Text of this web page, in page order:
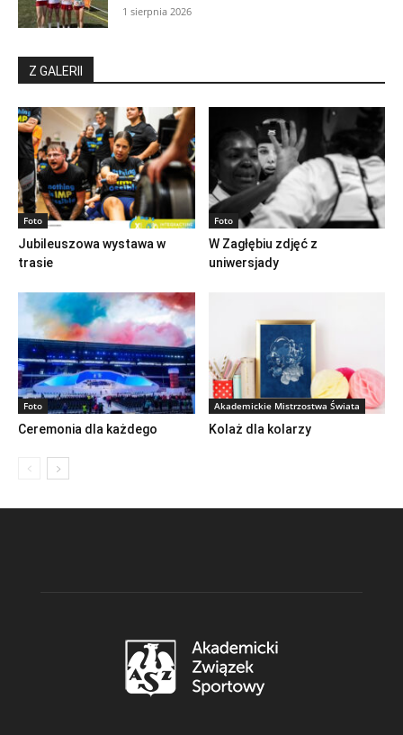
1 sierpnia 2026
Z GALERII
Foto
Jubileuszowa wystawa w
trasie
Foto
W Zagłębiu zdjęć z
uniwersjady
Foto
Ceremonia dla każdego
Akademickie Mistrzostwa Świata
Kolaż dla kolarzy